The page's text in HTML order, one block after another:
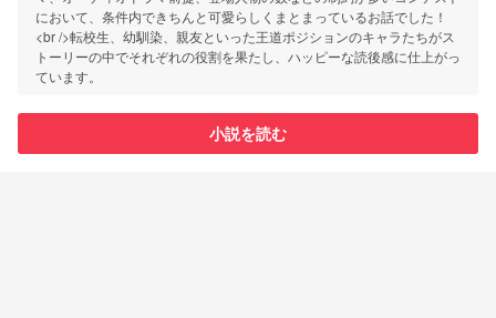
において、条件内できちんと可愛らしくまとまっているお話でした！
<br />転校生、幼馴染、親友といった王道ポジションのキャラたちがス
トーリーの中でそれぞれの役割を果たし、ハッピーな読後感に仕上がっ
ています。
小説を読む